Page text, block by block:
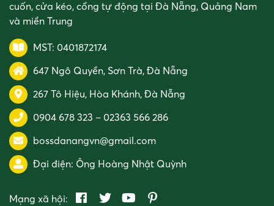
cuốn, cửa kéo, cổng tự động tại Đà Nẵng, Quảng Nam
và miền Trung
MST: 0401872174
647 Ngô Quyền, Sơn Trà, Đà Nẵng
267 Tô Hiệu, Hòa Khánh, Đà Nẵng
0904 678 323 – 02363 566 286
bossdanangvn@gmail.com
Đại điện: Ông Hoàng Nhật Quỳnh
Mạng xã hội: